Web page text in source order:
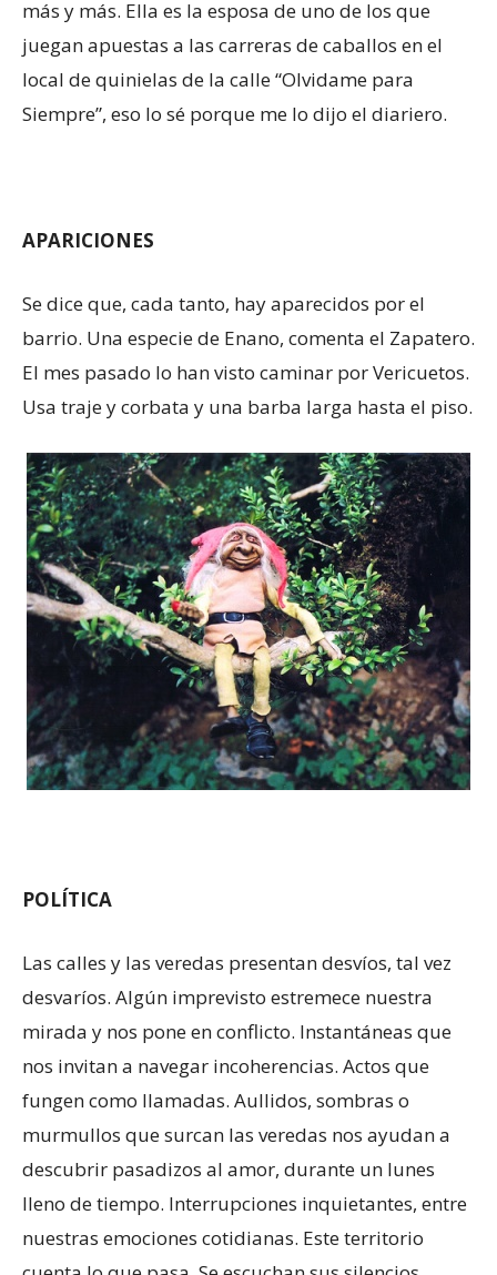
más y más. Ella es la esposa de uno de los que
juegan apuestas a las carreras de caballos en el
local de quinielas de la calle “Olvidame para
Siempre”, eso lo sé porque me lo dijo el diariero.
APARICIONES
Se dice que, cada tanto, hay aparecidos por el
barrio. Una especie de Enano, comenta el Zapatero.
El mes pasado lo han visto caminar por Vericuetos.
Usa traje y corbata y una barba larga hasta el piso.
POLÍTICA
Las calles y las veredas presentan desvíos, tal vez
desvaríos. Algún imprevisto estremece nuestra
mirada y nos pone en conflicto. Instantáneas que
nos invitan a navegar incoherencias. Actos que
fungen como llamadas. Aullidos, sombras o
murmullos que surcan las veredas nos ayudan a
descubrir pasadizos al amor, durante un lunes
lleno de tiempo. Interrupciones inquietantes, entre
nuestras emociones cotidianas. Este territorio